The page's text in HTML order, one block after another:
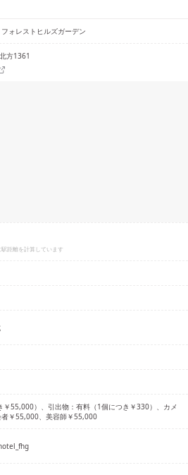
ォレストヒルズガーデン
方1361
距離を計算しています
￥55,000）、引出物：有料（1個につき￥330）、カメ
￥55,000、美容師￥55,000